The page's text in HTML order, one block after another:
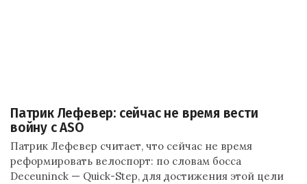
Патрик Лефевер: сейчас не время вести
войну с ASO
Патрик Лефевер считает, что сейчас не время
реформировать велоспорт: по словам босса
Deceuninck — Quick-Step, для достижения этой цели